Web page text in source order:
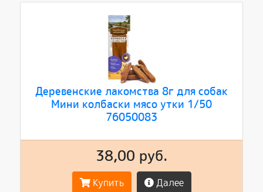
Деревенские лакомства 8г для собак
Мини колбаски мясо утки 1/50
76050083
38,00 руб.
Купить Далее